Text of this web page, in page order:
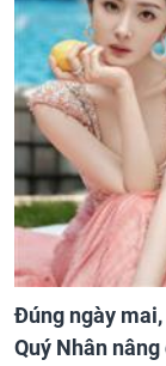
Đúng ngày
Quý Nhân